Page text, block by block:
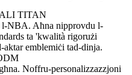
TITAN
l-NBA. Aħna nipprovdu l-
ta 'kwalità rigorużi
emblemiċi tad-dinja.
Noffru-personalizzazzjoni